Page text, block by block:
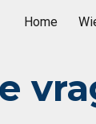
Home